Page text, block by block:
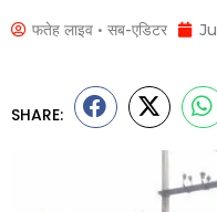
फतेह लाइव • सब-एडिटर
SHARE: